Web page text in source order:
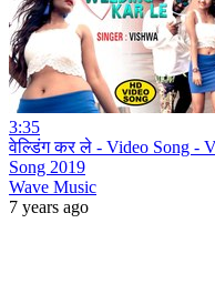
3:35
वेल्डिंग कर ले - Video Song -
Song 2019
Wave Music
7 years ago